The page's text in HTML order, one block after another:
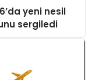
yeni nesil
sergiledi